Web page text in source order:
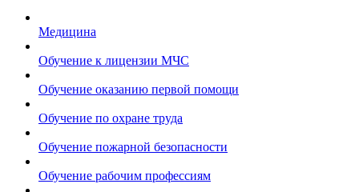
Медицина
Обучение к лицензии МЧС
Обучение оказанию первой помощи
Обучение по охране труда
Обучение пожарной безопасности
Обучение рабочим профессиям